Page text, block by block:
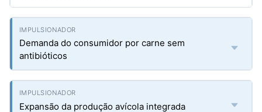
Demanda do consumidor por carne sem
antibióticos
Expansão da produção avícola integrada